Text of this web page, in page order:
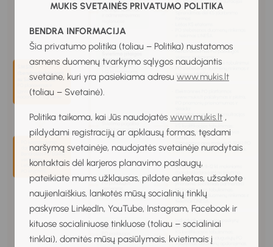
MUKIS SVETAINĖS PRIVATUMO POLITIKA
BENDRA INFORMACIJA
Šia privatumo politika (toliau – Politika) nustatomos
asmens duomenų tvarkymo sąlygos naudojantis
svetaine, kuri yra pasiekiama adresu www.mukis.lt
(toliau – Svetainė).
Politika taikoma, kai Jūs naudojatės www.mukis.lt ,
pildydami registracijų ar apklausų formas, tęsdami
naršymą svetainėje, naudojatės svetainėje nurodytais
kontaktais dėl karjeros planavimo paslaugų,
pateikiate mums užklausas, pildote anketas, užsakote
naujienlaiškius, lankotės mūsų socialinių tinklų
paskyrose LinkedIn, YouTube, Instagram, Facebook ir
kituose socialiniuose tinkluose (toliau – socialiniai
tinklai), domitės mūsų pasiūlymais, kvietimais į